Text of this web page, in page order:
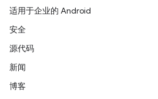
适用于企业的 Android
安全
源代码
新闻
博客